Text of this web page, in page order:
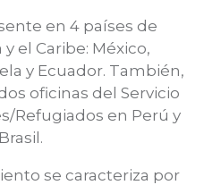
en 4 países de
el Caribe: México,
y Ecuador. También,
oficinas del Servicio
Refugiados en Perú y
Brasil.
se caracteriza por